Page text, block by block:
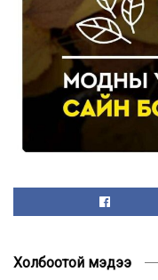
Холбоотой мэдээ